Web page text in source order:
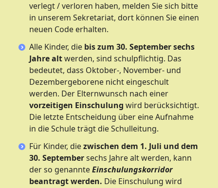
verlegt / verloren haben, melden Sie sich bitte
in unserem Sekretariat, dort können Sie einen
neuen Code erhalten.
Alle Kinder, die bis zum 30. September sechs
Jahre altwerden, sind schulpflichtig. Das
bedeutet, dass Oktober-, November- und
Dezembergeborene nicht eingeschult
werden. Der Elternwunsch nach einer
vorzeitigen Einschulung wird berücksichtigt.
Die letzte Entscheidung über eine Aufnahme
in die Schule trägt die Schulleitung.
Für Kinder, diezwischen dem 1. Juli und dem
30. Septembersechs Jahre alt werden, kann
der so genannteEinschulungskorridor
beantragt werden. Die Einschulung wird